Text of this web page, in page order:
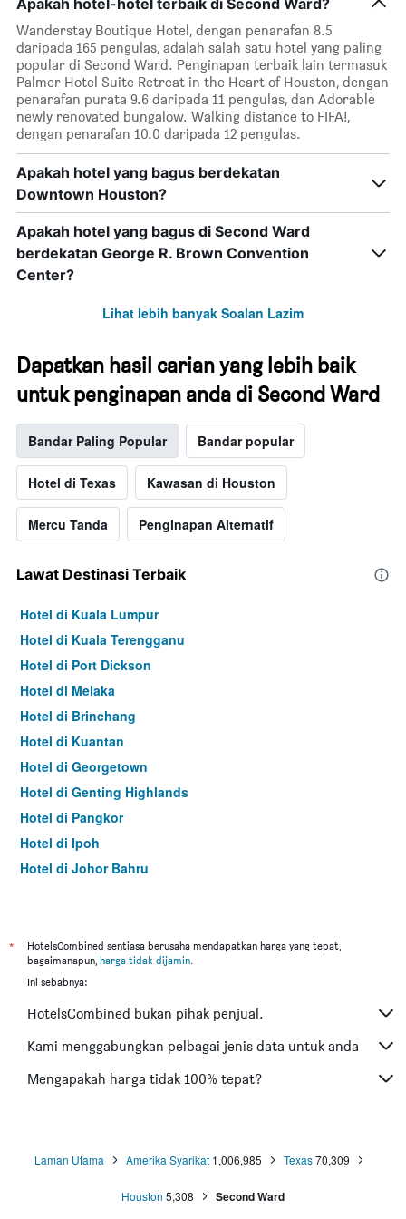
hari
dalam
seminggu.
Carta
mempunyai
1
paksi
Y
yang
purata
harga
bilik
Apakah hotel-hotel terbaik di Second Ward?
Wanderstay Boutique Hotel, dengan penarafan 8.5
daripada 165 pengulas, adalah salah satu hotel yang paling
popular di Second Ward. Penginapan terbaik lain termasuk
Palmer Hotel Suite Retreat in the Heart of Houston, dengan
penarafan purata 9.6 daripada 11 pengulas, dan Adorable
newly renovated bungalow. Walking distance to FIFA!,
dengan penarafan 10.0 daripada 12 pengulas.
Apakah hotel yang bagus berdekatan
Downtown Houston?
Apakah hotel yang bagus di Second Ward
berdekatan George R. Brown Convention
Center?
Lihat lebih banyak Soalan Lazim
Dapatkan hasil carian yang lebih baik
untuk penginapan anda di Second Ward
Bandar Paling Popular Bandar popular
Hotel di Texas Kawasan di Houston
Mercu Tanda Penginapan Alternatif
Lawat Destinasi Terbaik
Hotel di Kuala Lumpur
Hotel di Kuala Terengganu
Hotel di Port Dickson
Hotel di Melaka
Hotel di Brinchang
Hotel di Kuantan
Hotel di Georgetown
Hotel di Genting Highlands
Hotel di Pangkor
Hotel di Ipoh
Hotel di Johor Bahru
Hotel di Kuching
Hotel di Tokyo
Hotel di Bangkok
Hotel di Putrajaya
Hotel di Shah Alam
Hotel di Cherating
*
HotelsCombined sentiasa berusaha mendapatkan harga yang tepat,
bagaimanapun, harga tidak dijamin.
Ini sebabnya:
HotelsCombined bukan pihak penjual.
Kami menggabungkan pelbagai jenis data untuk anda
Mengapakah harga tidak 100% tepat?
Laman Utama Amerika Syarikat 1,006,985 Texas70,309
Houston 5,308 Second Ward